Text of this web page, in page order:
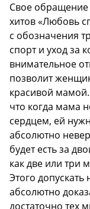
Свое обращение
хитов «Любовь
с обозначения
спорт и уход за
внимательное
позволит
красивой
что когда мама
сердцем, ей
абсолютно
будет есть за
как две или три
Этого допускать
абсолютно
достаточно тех